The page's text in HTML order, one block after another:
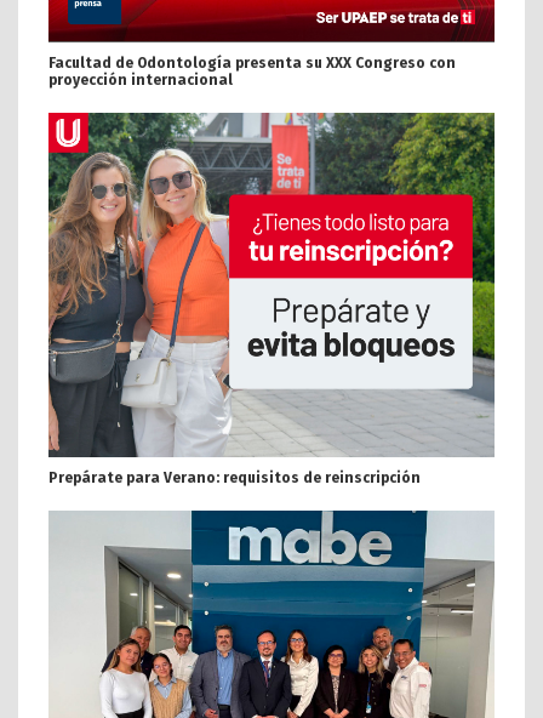
Facultad de Odontología presenta su XXX Congreso con
proyección internacional
Prepárate para Verano: requisitos de reinscripción